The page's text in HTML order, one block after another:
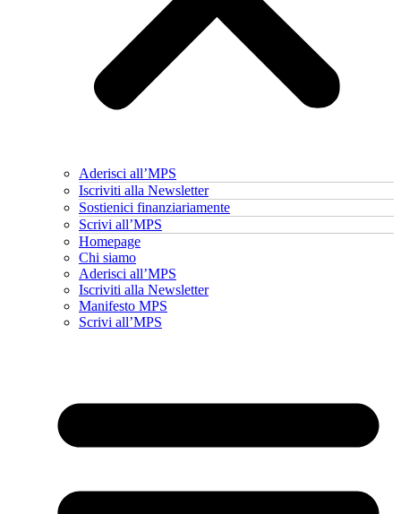
Aderisci all’MPS
Iscriviti alla Newsletter
Sostienici finanziariamente
Scrivi all’MPS
Homepage
Chi siamo
Aderisci all’MPS
Iscriviti alla Newsletter
Manifesto MPS
Scrivi all’MPS